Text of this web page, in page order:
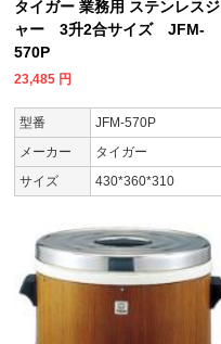
タイガー 業務用 ステンレスジ
ャー 3升2合サイズ JFM-
570P
23,485 円
型番
JFM-570P
メーカー
タイガー
サイズ
430*360*310